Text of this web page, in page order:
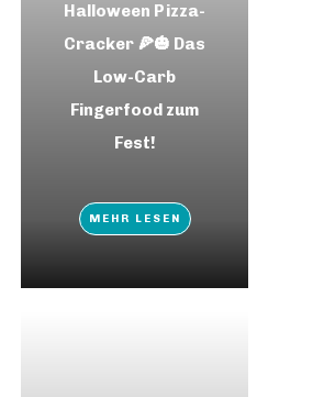
Halloween Pizza-
Cracker 🍕🎃 Das
Low-Carb
Fingerfood zum
Fest!
MEHR LESEN